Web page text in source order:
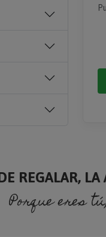
REGALAR,
eres tú,